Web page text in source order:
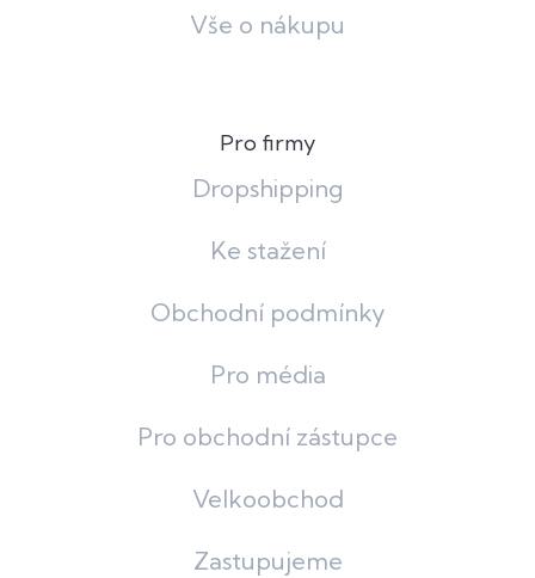
Vše o nákupu
Pro firmy
Dropshipping
Ke stažení
Obchodní podmínky
Pro média
Pro obchodní zástupce
Velkoobchod
Zastupujeme